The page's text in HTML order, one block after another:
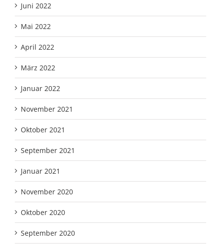
Juni 2022
Mai 2022
April 2022
März 2022
Januar 2022
November 2021
Oktober 2021
September 2021
Januar 2021
November 2020
Oktober 2020
September 2020